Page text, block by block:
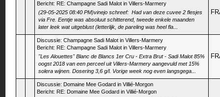
Bericht: RE: Champagne Sadi Malot in Villers-Marmery
(29-05-2025 08:40 PM)vinejo schreef: Had van deze cuvee 2 flesjes
via Fre. Eentje was absoluut schitterend, tweede enkele maanden
later leek wat uitgeblust (letterlijk, de pareling was heel fla...
Discussie:Champagne Sadi Malot in Villers-Marmery
Bericht: RE: Champagne Sadi Malot in Villers-Marmery
"Les Alouettes" Blanc de Blancs 1er Cru - Extra Brut - Sadi Malot 85%
oogst 2018 van een perceel uit Villers-Marmery aangevuld met 15%
solera wijnen. Dosering 3,6 g/l. Vorige week nog even langsgega...
Discussie: Domaine Mee Godard in Villié-Morgon
Bericht: RE: Domaine Mee Godard in Villié-Morgon